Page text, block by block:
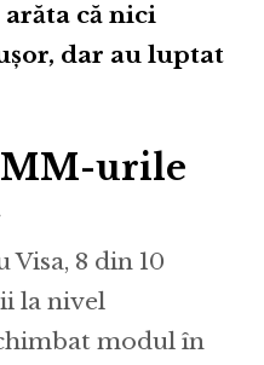
că nici
dar au luptat
urile
8 din 10
la nivel
modul în